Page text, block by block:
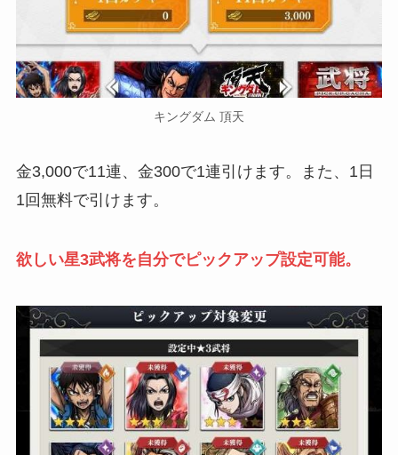
キングダム 頂天
金3,000で11連、金300で1連引けます。また、1日
1回無料で引けます。
欲しい星3武将を自分でピックアップ設定可能。